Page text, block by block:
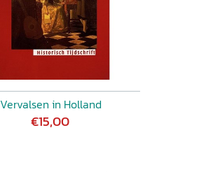
Vervalsen in Holland
€15,00